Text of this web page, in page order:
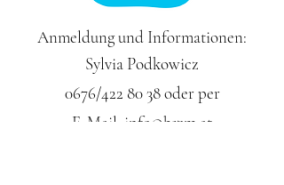
Anmeldung und Informationen:
Sylvia Podkowicz
0676/422 80 38 oder per
E-Mail: info@hszm.at